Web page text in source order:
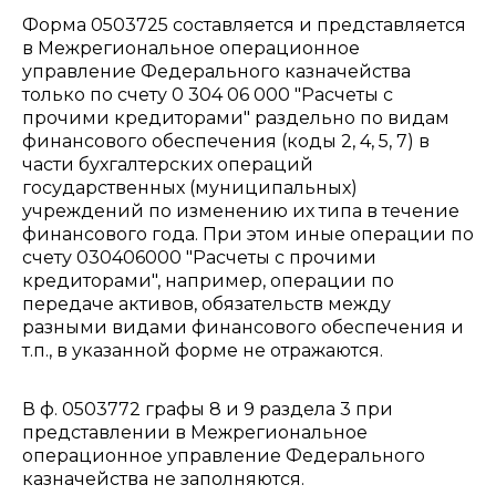
Форма 0503725 составляется и представляется
в Межрегиональное операционное
управление Федерального казначейства
только по счету 0 304 06 000 "Расчеты с
прочими кредиторами" раздельно по видам
финансового обеспечения (коды 2, 4, 5, 7) в
части бухгалтерских операций
государственных (муниципальных)
учреждений по изменению их типа в течение
финансового года. При этом иные операции по
счету 030406000 "Расчеты с прочими
кредиторами", например, операции по
передаче активов, обязательств между
разными видами финансового обеспечения и
т.п., в указанной форме не отражаются.
В ф. 0503772 графы 8 и 9 раздела 3 при
представлении в Межрегиональное
операционное управление Федерального
казначейства не заполняются.